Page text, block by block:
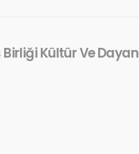
Kültür Ve